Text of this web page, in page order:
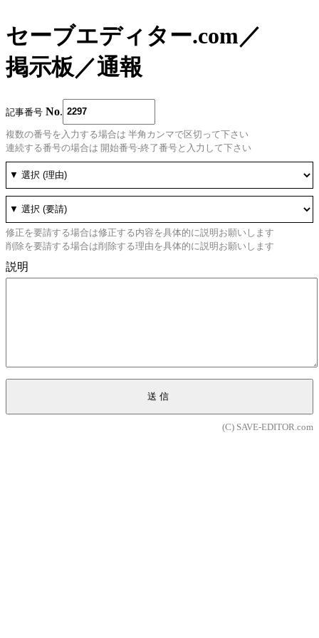
セーブエディター.com／
掲示板／通報
記事番号 No
複数の番号を入力する場合は 半角カンマで区切って下さい
連続する番号の場合は 開始番号-終了番号と入力して下さい
修正を要請する場合は修正する内容を具体的に説明お願いします
削除を要請する場合は削除する理由を具体的に説明お願いします
説明
送信
(C) SAVE-EDITOR.com